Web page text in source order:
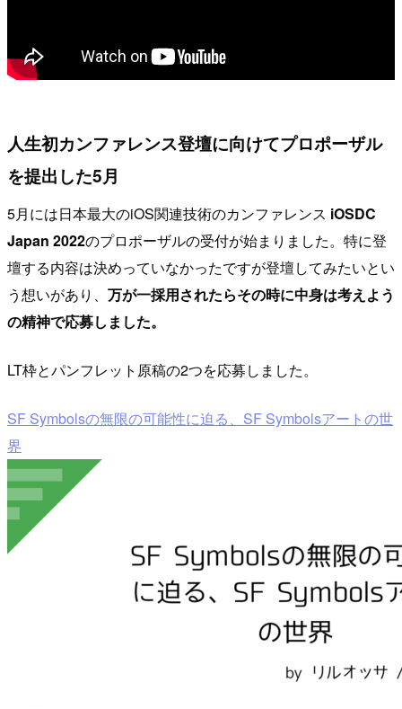
人生初カンファレンス登壇に向けてプロポーザル
を提出した5月
5月には日本最大のiOS関連技術のカンファレンス iOSDC
Japan 2022のプロポーザルの受付が始まりました。特に登
壇する内容は決めっていなかったですが登壇してみたいとい
う想いがあり、 万が一採用されたらその時に中身は考えよう
の精神で応募しました。
LT枠とパンフレット原稿の2つを応募しました。
SF Symbolsの無限の可能性に迫る、SF Symbolsアートの世
界